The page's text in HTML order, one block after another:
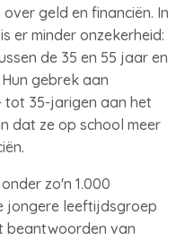
geld en financiën. In
er minder onzekerheid:
de 35 en 55 jaar en
gebrek aan
tot 35-jarigen aan het
dat ze op school meer
zo'n 1.000
jongere leeftijdsgroep
beantwoorden van